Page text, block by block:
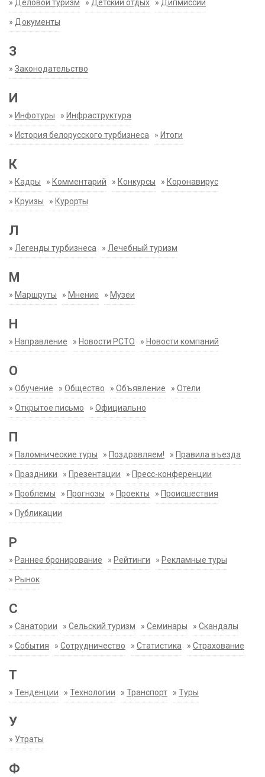
» Деловой туризм » Детский отдых » Дипмиссии
» Документы
З
» Законодательство
И
» Инфотуры » Инфраструктура
» История белорусского турбизнеса » Итоги
К
» Кадры » Комментарий » Конкурсы » Коронавирус
» Круизы » Курорты
Л
» Легенды турбизнеса » Лечебный туризм
М
» Маршруты » Мнение » Музеи
Н
» Направление » Новости РСТО » Новости компаний
О
» Обучение » Общество » Объявление » Отели
» Открытое письмо » Официально
П
» Паломнические туры » Поздравляем! » Правила въезда
» Праздники » Презентации » Пресс-конференции
» Проблемы » Прогнозы » Проекты » Происшествия
» Публикации
Р
» Раннее бронирование » Рейтинги » Рекламные туры
» Рынок
С
» Санатории » Сельский туризм » Семинары » Скандалы
» События » Сотрудничество » Статистика » Страхование
Т
» Тенденции » Технологии » Транспорт » Туры
У
» Утраты
Ф